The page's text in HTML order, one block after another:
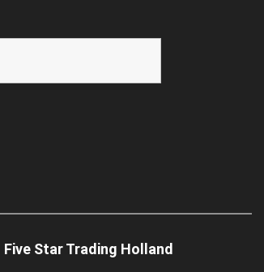
Five Star Trading Holland